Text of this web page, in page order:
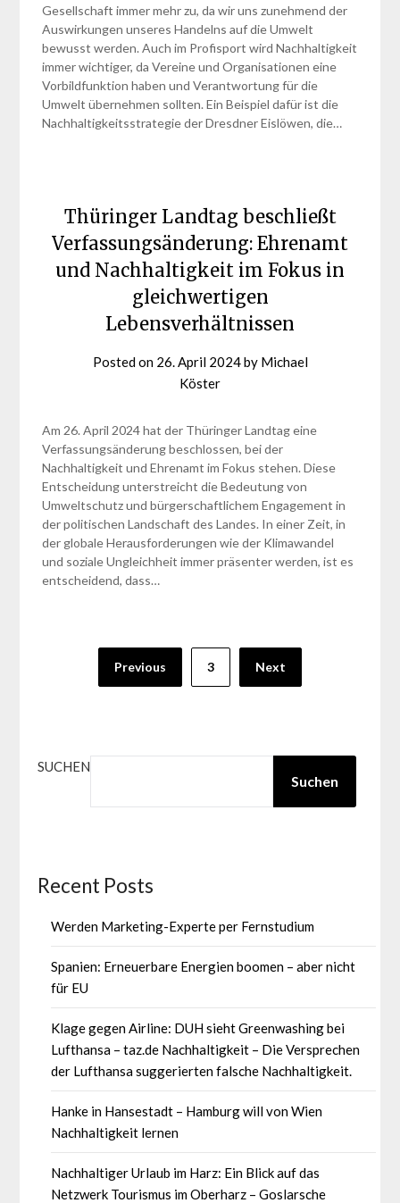
Gesellschaft immer mehr zu, da wir uns zunehmend der
Auswirkungen unseres Handelns auf die Umwelt
bewusst werden. Auch im Profisport wird Nachhaltigkeit
immer wichtiger, da Vereine und Organisationen eine
Vorbildfunktion haben und Verantwortung für die
Umwelt übernehmen sollten. Ein Beispiel dafür ist die
Nachhaltigkeitsstrategie der Dresdner Eislöwen, die…
Thüringer Landtag beschließt
Verfassungsänderung: Ehrenamt
und Nachhaltigkeit im Fokus in
gleichwertigen
Lebensverhältnissen
Posted on 26. April 2024by Michael
Köster
Am 26. April 2024 hat der Thüringer Landtag eine
Verfassungsänderung beschlossen, bei der
Nachhaltigkeit und Ehrenamt im Fokus stehen. Diese
Entscheidung unterstreicht die Bedeutung von
Umweltschutz und bürgerschaftlichem Engagement in
der politischen Landschaft des Landes. In einer Zeit, in
der globale Herausforderungen wie der Klimawandel
und soziale Ungleichheit immer präsenter werden, ist es
entscheidend, dass…
Seitennummerierung
Previous 3 Next
SUCHEN
Suchen
Recent Posts
Werden Marketing-Experte per Fernstudium
Spanien: Erneuerbare Energien boomen – aber nicht
für EU
Klage gegen Airline: DUH sieht Greenwashing bei
Lufthansa – taz.de Nachhaltigkeit – Die Versprechen
der Lufthansa suggerierten falsche Nachhaltigkeit.
Hanke in Hansestadt – Hamburg will von Wien
Nachhaltigkeit lernen
Nachhaltiger Urlaub im Harz: Ein Blick auf das
Netzwerk Tourismus im Oberharz – Goslarsche